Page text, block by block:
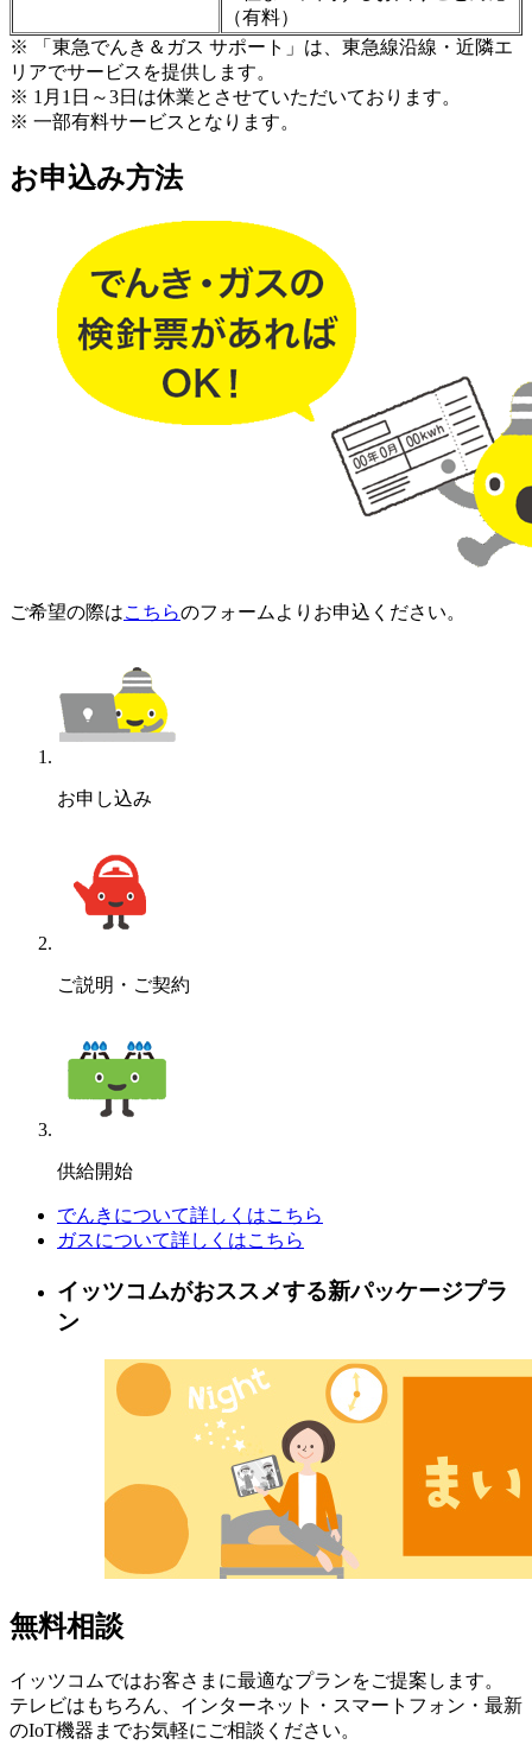
（有料）
※ 「東急でんき＆ガス サポート」は、東急線沿線・近隣エ
リアでサービスを提供します。
※ 1月1日～3日は休業とさせていただいております。
※ 一部有料サービスとなります。
お申込み方法
ご希望の際はこちらのフォームよりお申込ください。
お申し込み
ご説明・ご契約
供給開始
でんきについて詳しくはこちら
ガスについて詳しくはこちら
イッツコムがおススメする新パッケージプラ
ン
無料相談
イッツコムではお客さまに最適なプランをご提案します。
テレビはもちろん、インターネット・スマートフォン・最新
のIoT機器までお気軽にご相談ください。